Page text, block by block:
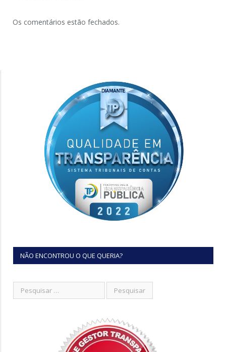
Os comentários estão fechados.
NÃO ENCONTROU O QUE QUERIA?